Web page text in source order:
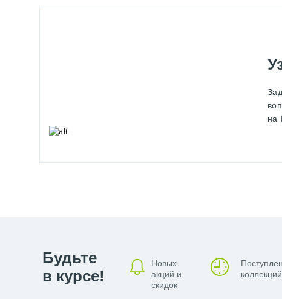
на
Будьте
в курсе!
Новых
акций и
скидок